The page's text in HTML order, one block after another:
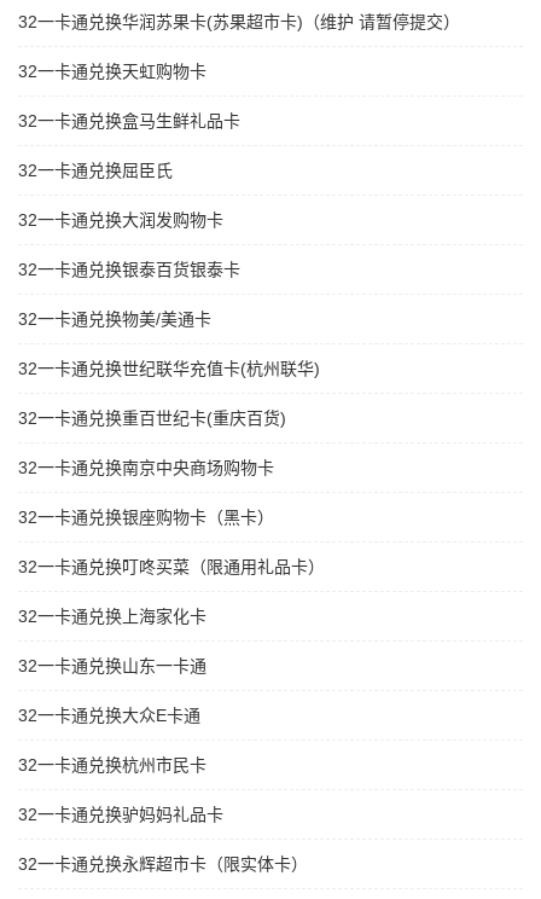
32一卡通兑换华润苏果卡(苏果超市卡)（维护 请暂停提交）
32一卡通兑换天虹购物卡
32一卡通兑换盒马生鲜礼品卡
32一卡通兑换屈臣氏
32一卡通兑换大润发购物卡
32一卡通兑换银泰百货银泰卡
32一卡通兑换物美/美通卡
32一卡通兑换世纪联华充值卡(杭州联华)
32一卡通兑换重百世纪卡(重庆百货)
32一卡通兑换南京中央商场购物卡
32一卡通兑换银座购物卡（黑卡）
32一卡通兑换叮咚买菜（限通用礼品卡）
32一卡通兑换上海家化卡
32一卡通兑换山东一卡通
32一卡通兑换大众E卡通
32一卡通兑换杭州市民卡
32一卡通兑换驴妈妈礼品卡
32一卡通兑换永辉超市卡（限实体卡）